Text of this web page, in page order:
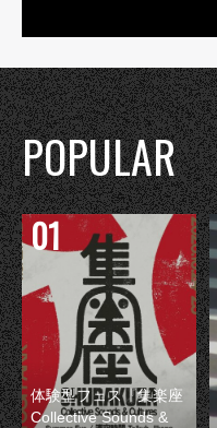
POPULAR
体験型フェス『集楽座
Collective Sounds &